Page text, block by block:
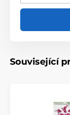
Související